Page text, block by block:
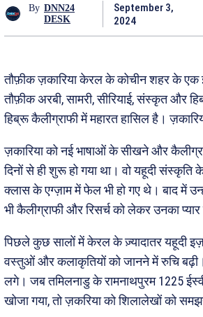
By DNN24
DESK
September 3,
2024
तौफ़ीक ज़कारिया केरल के कोचीन शहर के
तौफ़ीक अरबी, सामरी, सीरियाई, संस्कृत और
हिब्रू कैलीग्राफी में महारत हासिल है।
ज़कारिया को नई भाषाओं के सीखने और
दिनों से ही शुरू हो गया था। वो यहूदी
क्लास के एग्ज़ाम में फेल भी हो गए थे। बाद में
भी कैलीग्राफी और रिसर्च को लेकर उनका
पिछले कुछ सालों में केरल के ज़्यादातर यहूदी
वस्तुओं और कलाकृतियों को जानने में रुचि
लगे। जब तमिलनाडु के रामनाथपुरम 1225
खोजा गया, तो ज़करिया को शिलालेखों को